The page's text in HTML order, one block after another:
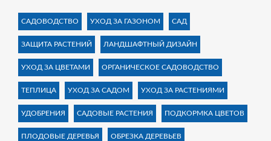
САДОВОДСТВО УХОД ЗА ГАЗОНОМ САД
ЗАЩИТА РАСТЕНИЙ ЛАНДШАФТНЫЙ ДИЗАЙН
УХОД ЗА ЦВЕТАМИ ОРГАНИЧЕСКОЕ САДОВОДСТВО
ТЕПЛИЦА УХОД ЗА САДОМ УХОД ЗА РАСТЕНИЯМИ
УДОБРЕНИЯ САДОВЫЕ РАСТЕНИЯ ПОДКОРМКА ЦВЕТОВ
ПЛОДОВЫЕ ДЕРЕВЬЯ ОБРЕЗКА ДЕРЕВЬЕВ